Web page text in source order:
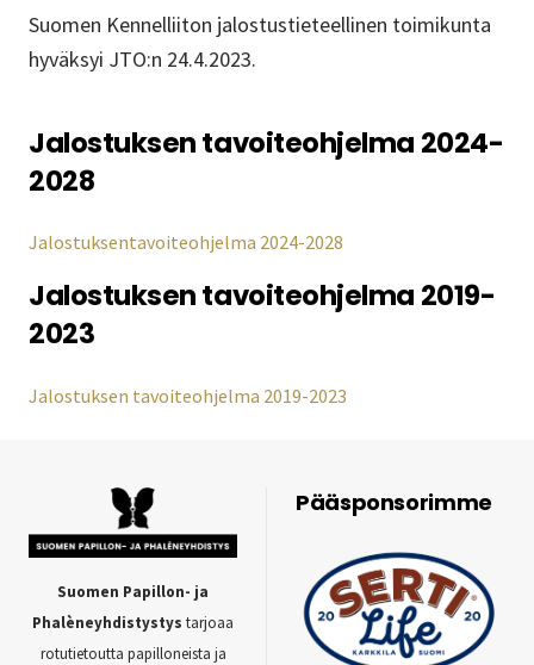
Suomen Kennelliiton jalostustieteellinen toimikunta
hyväksyi JTO:n 24.4.2023.
Jalostuksen tavoiteohjelma 2024-
2028
Jalostuksentavoiteohjelma 2024-2028
Jalostuksen tavoiteohjelma 2019-
2023
Jalostuksen tavoiteohjelma 2019-2023
Suomen Papillon- ja
Phalèneyhdistystys tarjoaa
rotutietoutta papilloneista ja
Pääsponsorimme